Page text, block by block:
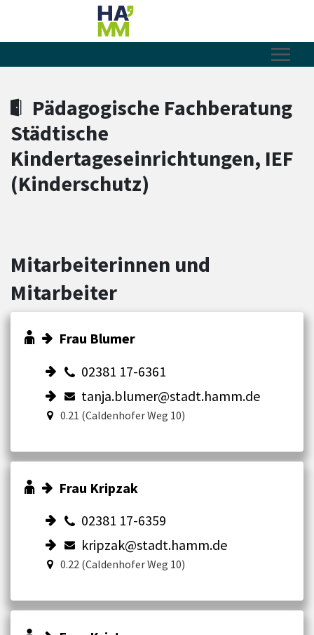
Zum Header
Zum Hauptinhalt
Zum Footer
Zum Hauptinhalt springen
Pädagogische Fachberatung
Städtische
Kindertageseinrichtungen, IEF
(Kinderschutz)
Mitarbeiterinnen und
Mitarbeiter
Frau Blumer
02381 17-6361
tanja.blumer@stadt.hamm.de
0.21 (Caldenhofer Weg 10)
Frau Kripzak
02381 17-6359
kripzak@stadt.hamm.de
0.22 (Caldenhofer Weg 10)